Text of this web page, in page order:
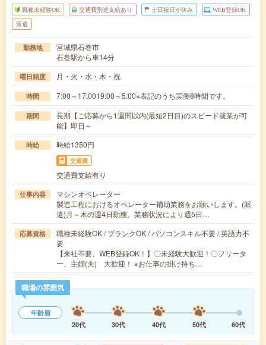
職種未経験OK 交通費別途支給あり 土日祝日が休み WEB登録OK
派遣
勤務地
宮城県石巻市
石巻駅から車14分
曜日頻度 月・火・水・木・祝
時間 7:00～17:0019:00～5:00※表記のうち実働8時間です。
期間
長期【ご応募から1週間以内(最短2日目)のスピード就業が可
能】即日～
時給 時給1350円
交通費
交通費支給有り
仕事内容
マシンオペレーター
製造工程におけるオペレーター補助業務をお願いします。(派
遣)月～木の週4日勤務。業務状況により週5日…
応募資格
職種未経験OK / ブランクOK / パソコンスキル不要 / 英語力不
要
【来社不要、WEB登録OK！】〇未経験大歓迎！〇フリータ
ー、主婦(夫) 大歓迎！ ※お仕事の掛け持ち…
職場の雰囲気
年齢層
20代
30代 40代 50代 60代